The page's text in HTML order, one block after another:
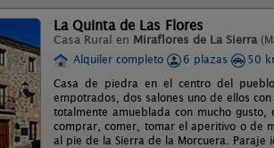
La Quinta de Las Flores
Casa Rural en Miraflores de La Sierra
Alquiler completo
6 plazas
50
Casa de piedra en el centro del
empotrados, dos salones uno de ellos
totalmente amueblada con mucho
comprar, comer, tomar el aperitivo o de
al pie de la Sierra de la Morcuera. Paraje